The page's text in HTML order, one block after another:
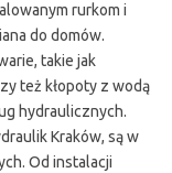
rurkom i
do domów.
takie jak
też kłopoty z wodą
hydraulicznych.
Kraków, są w
Od instalacji